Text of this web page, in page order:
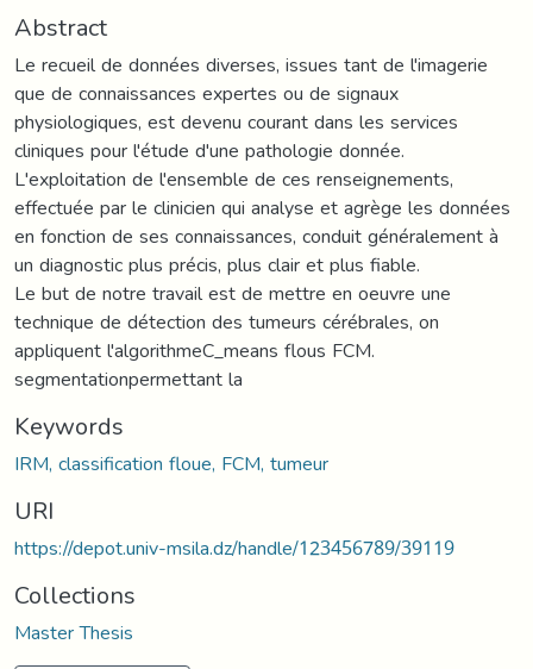
Abstract
Le recueil de données diverses, issues tant de l'imagerie
que de connaissances expertes ou de signaux
physiologiques, est devenu courant dans les services
cliniques pour l'étude d'une pathologie donnée.
L'exploitation de l'ensemble de ces renseignements,
effectuée par le clinicien qui analyse et agrège les données
en fonction de ses connaissances, conduit généralement à
un diagnostic plus précis, plus clair et plus fiable.
Le but de notre travail est de mettre en oeuvre une
technique de détection des tumeurs cérébrales, on
appliquent l'algorithmeC_means flous FCM.
segmentationpermettant la
Keywords
IRM, classification floue, FCM, tumeur
URI
https://depot.univ-msila.dz/handle/123456789/39119
Collections
Master Thesis